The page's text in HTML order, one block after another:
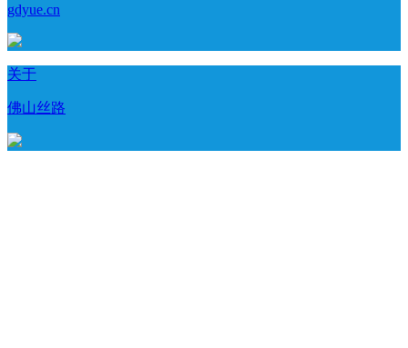
gdyue.cn
关于
佛山丝路